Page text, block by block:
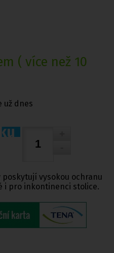
( více než 10
už dnes
vysokou ochranu
i pro inkontinenci stolice.